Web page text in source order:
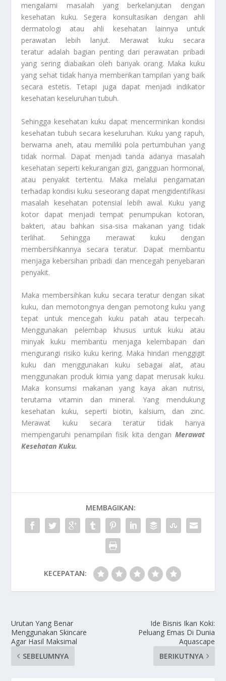
mengalami masalah yang berkelanjutan dengan
kesehatan kuku. Segera konsultasikan dengan ahli
dermatologi atau ahli kesehatan lainnya untuk
perawatan lebih lanjut. Merawat kuku secara
teratur adalah bagian penting dari perawatan pribadi
yang sering diabaikan oleh banyak orang. Maka kuku
yang sehat tidak hanya memberikan tampilan yang baik
secara estetis. Tetapi juga dapat menjadi indikator
kesehatan keseluruhan tubuh.
Sehingga kesehatan kuku dapat mencerminkan kondisi
kesehatan tubuh secara keseluruhan. Kuku yang rapuh,
berwarna aneh, atau memiliki pola pertumbuhan yang
tidak normal. Dapat menjadi tanda adanya masalah
kesehatan seperti kekurangan gizi, gangguan hormonal,
atau penyakit tertentu. Maka melalui pengamatan
terhadap kondisi kuku seseorang dapat mengidentifikasi
masalah kesehatan potensial lebih awal. Kuku yang
kotor dapat menjadi tempat penumpukan kotoran,
bakteri, atau bahkan sisa-sisa makanan yang tidak
terlihat. Sehingga merawat kuku dengan
membersihkannya secara teratur. Dapat membantu
menjaga kebersihan pribadi dan mencegah penyebaran
penyakit.
Maka membersihkan kuku secara teratur dengan sikat
kuku, dan memotongnya dengan pemotong kuku yang
tepat untuk mencegah kuku patah atau terpecah.
Menggunakan pelembap khusus untuk kuku atau
minyak kuku membantu menjaga kelembapan dan
mengurangi risiko kuku kering. Maka hindari menggigit
kuku dan menggunakan kuku sebagai alat, atau
menggunakan produk kimia yang dapat merusak kuku.
Maka konsumsi makanan yang kaya akan nutrisi,
terutama vitamin dan mineral. Yang mendukung
kesehatan kuku, seperti biotin, kalsium, dan zinc.
Merawat kuku secara teratur tidak hanya
mempengaruhi penampilan fisik kita dengan Merawat
Kesehatan Kuku.
MEMBAGIKAN:
KECEPATAN:
Urutan Yang Benar
Menggunakan Skincare
Agar Hasil Maksimal
SEBELUMNYA
Ide Bisnis Ikan Koki:
Peluang Emas Di Dunia
Aquascape
BERIKUTNYA